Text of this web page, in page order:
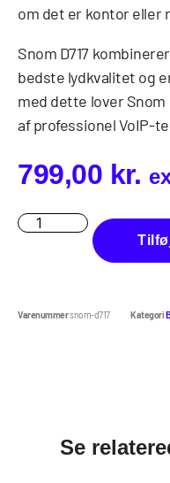
om det er kontor eller
Snom D717
bedste lydkvalitet og
med dette lover Snom
af professionel VoIP-
799,00 kr.
Varenummersnom-d717 Kategori
Se